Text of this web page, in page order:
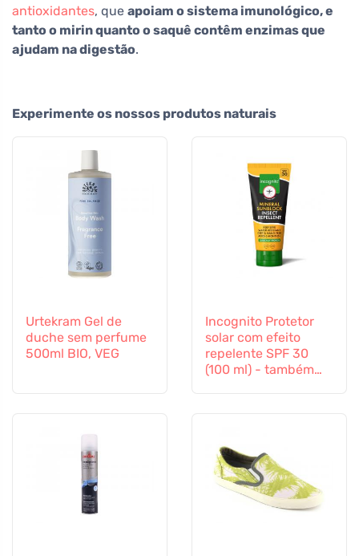
antioxidantes, que apoiam o sistema imunológico, e
tanto o mirin quanto o saquê contêm enzimas que
ajudam na digestão.
Experimente os nossos produtos naturais
Urtekram Gel de
duche sem perfume
500ml BIO, VEG
Incognito Protetor
solar com efeito
repelente SPF 30
(100 ml) - também